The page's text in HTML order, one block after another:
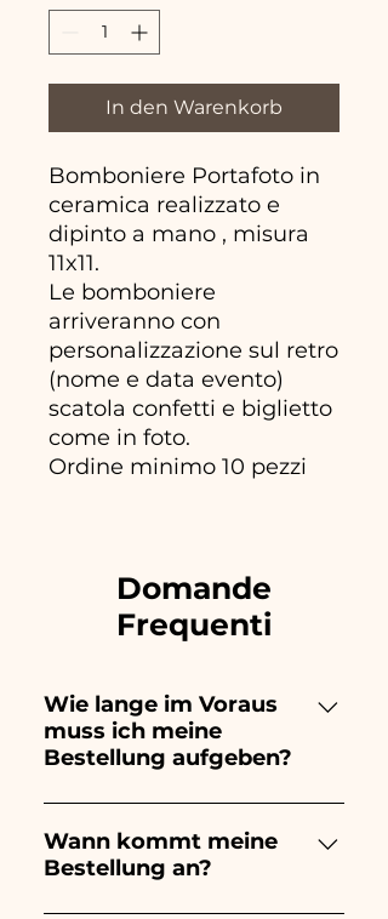
In den Warenkorb
Bomboniere Portafoto in
ceramica realizzato e
dipinto a mano , misura
11x11.
Le bomboniere
arriveranno con
personalizzazione sul retro
(nome e data evento)
scatola confetti e biglietto
come in foto.
Ordine minimo 10 pezzi
Domande
Frequenti
Wie lange im Voraus
muss ich meine
Bestellung aufgeben?
Ceramiche Ania kreiert und
bemalt vollständig von Hand,
daher dauert ihre Herstellung
Wann kommt meine
Bestellung an?